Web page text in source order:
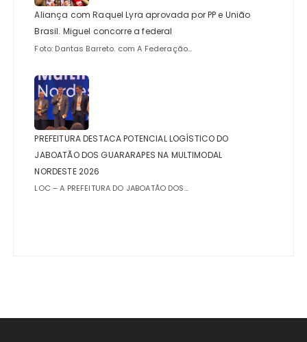
Aliança com Raquel Lyra aprovada por PP e União
Brasil. Miguel concorre a federal
Foto: Dantas Barreto. com A Federação...
PREFEITURA DESTACA POTENCIAL LOGÍSTICO DO
JABOATÃO DOS GUARARAPES NA MULTIMODAL
NORDESTE 2026
LOC – A PREFEITURA DO JABOATÃO DOS...